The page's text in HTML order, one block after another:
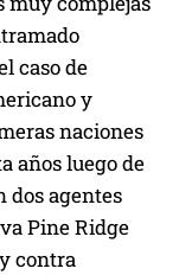
caso de
y
naciones
años luego de
agentes
Pine Ridge
contra